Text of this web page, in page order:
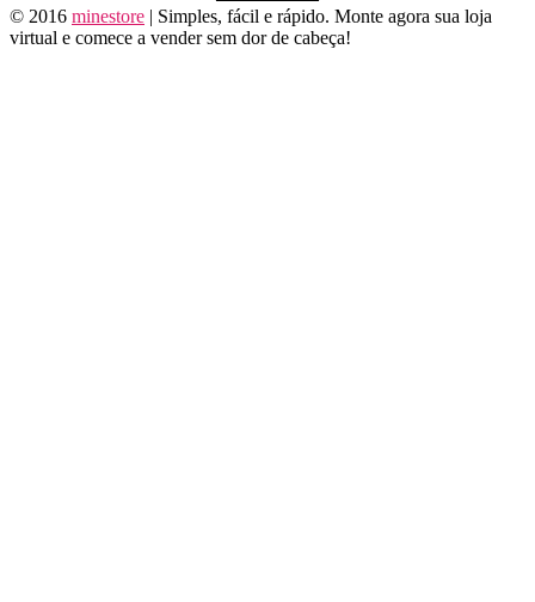
© 2016 minestore | Simples, fácil e rápido. Monte agora sua loja
virtual e comece a vender sem dor de cabeça!